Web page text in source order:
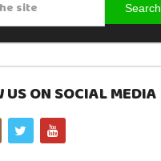
Search
US ON SOCIAL MEDIA